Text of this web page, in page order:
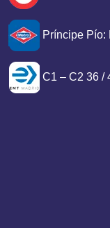
Príncipe Pío:
C1 – C2 36 /